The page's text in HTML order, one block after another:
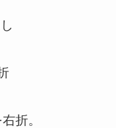
折。